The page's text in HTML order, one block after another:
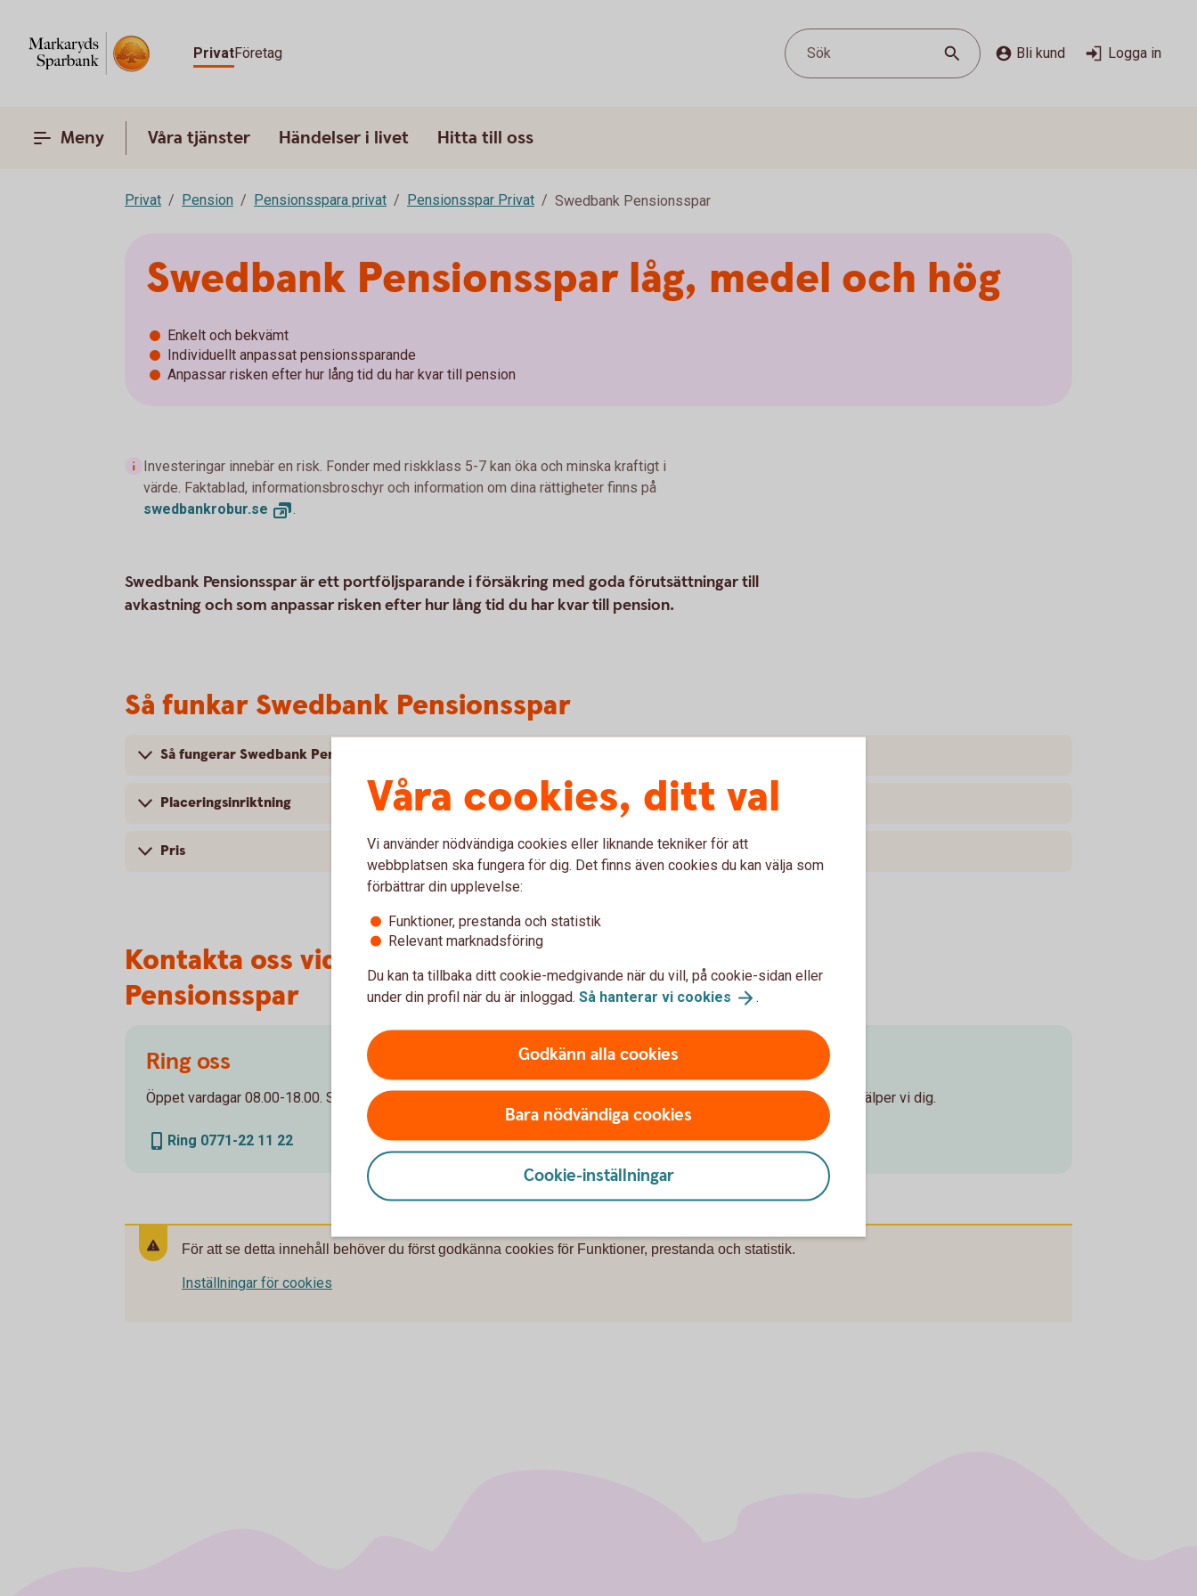
PrivatFöretag Sök Bli kund Logga in
Meny Våra tjänster Händelser i livet Hitta till oss
Privat Pension Pensionsspara privat Pensionsspar Privat Swedbank Pensionsspar
Swedbank Pensionsspar låg, medel och hög
Enkelt och bekvämt
Individuellt anpassat pensionssparande
Anpassar risken efter hur lång tid du har kvar till pension
Investeringar innebär en risk. Fonder med riskklass 5-7 kan öka och minska kraftigt i
värde. Faktablad, informationsbroschyr och information om dina rättigheter finns på
swedbankrobur.se .
Swedbank Pensionsspar är ett portföljsparande i försäkring med goda förutsättningar till
avkastning och som anpassar risken efter hur lång tid du har kvar till pension.
Så funkar Swedbank Pensionsspar
Så fungerar Swedbank Pensionsspar
Placeringsinriktning
Pris
Kontakta oss vid frågor om Swedbank
Pensionsspar
Ring oss
Öppet vardagar 08.00-18.00. Stängt helger och röda dagar.
Ring 0771-22 11 22
Besök oss
Välkommen till ett av våra kontor så hjälper vi dig.
Hitta dittbankkontor
För att se detta innehåll behöver du först godkänna cookies för Funktioner, prestanda och statistik.
Inställningar för cookies
Våra cookies, ditt val
Vi använder nödvändiga cookies eller liknande tekniker för att
webbplatsen ska fungera för dig. Det finns även cookies du kan välja som
förbättrar din upplevelse:
Funktioner, prestanda och statistik
Relevant marknadsföring
Du kan ta tillbaka ditt cookie-medgivande när du vill, på cookie-sidan eller
under din profil när du är inloggad. Så hanterar vi cookies .
Godkänn alla cookies
Bara nödvändiga cookies
Cookie-inställningar